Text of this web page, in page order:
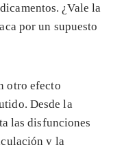
¿Vale la
por un supuesto
otro efecto
Desde la
las disfunciones
y la